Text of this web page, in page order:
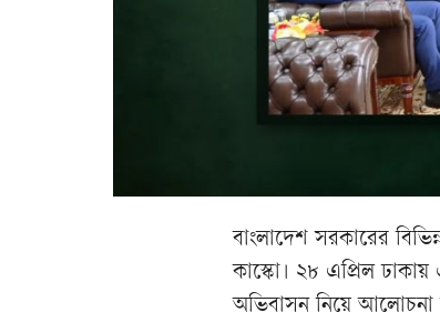
বাংলাদেশ সরকারের
কাস্কো। ২৮ এপ্রিল ঢাকায়
অভিবাসন নিয়ে আলোচনা